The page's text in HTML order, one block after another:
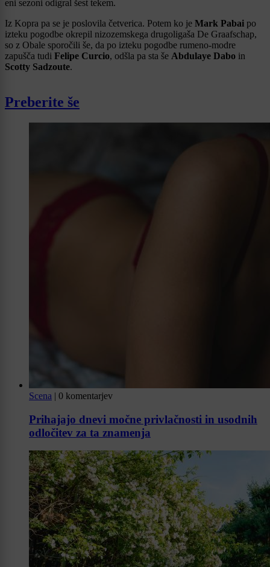
eni sezoni odigral šest tekem.
Iz Kopra pa se je poslovila četverica. Potem ko je Mark Pabai po
izteku pogodbe okrepil nizozemskega drugoligaša De Graafschap,
so z Obale sporočili še, da po izteku pogodbe rumeno-modre
zapušča tudi Felipe Curcio, odšla pa sta še Abdulaye Dabo in
Scotty Sadzoute.
Preberite še
Scena | 0 komentarjev
Prihajajo dnevi močne privlačnosti in usodnih
odločitev za ta znamenja